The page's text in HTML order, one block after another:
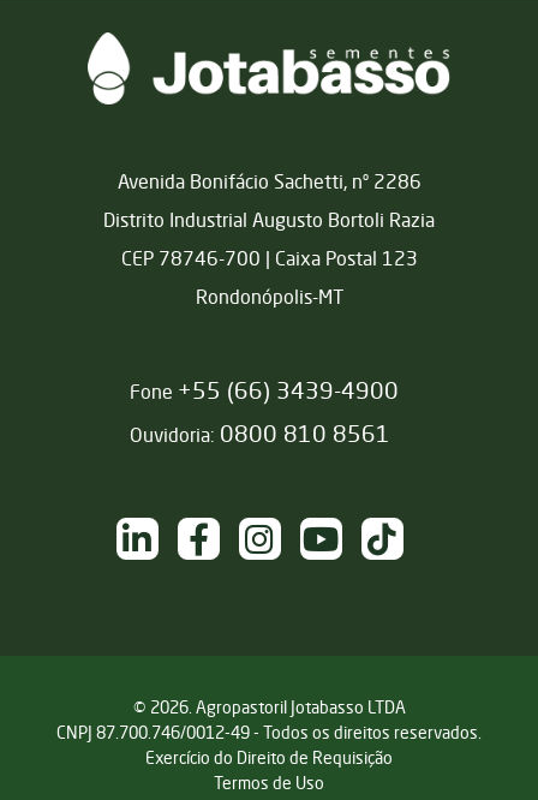
Matriz
Avenida Bonifácio Sachetti, nº 2286
Distrito Industrial Augusto Bortoli Razia
CEP 78746-700 | Caixa Postal 123
Rondonópolis-MT
Fone +55 (66) 3439-4900
Ouvidoria: 0800 810 8561
NAS REDES SOCIAIS
© 2026. Agropastoril Jotabasso LTDA
CNPJ 87.700.746/0012-49 - Todos os direitos reservados.
Exercício do Direito de Requisição
Termos de Uso